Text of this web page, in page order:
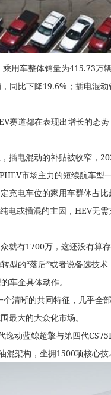
用车整体销量为415.73万
同比下降19.6%；插电混
赛道都在表现出增长的态
插电混动的补贴被收窄，
市场主力的短续航车型
充电车位的家用车群体占
电或插混的主因，HEV无
就有1700万，这还没有算
型的“落后”或者说备选技
车企具体动作。
清晰的共同特征，几乎全
最大的大众化市场。
动蓝鲸超擎与第四代
混架构，坐拥1500项核心